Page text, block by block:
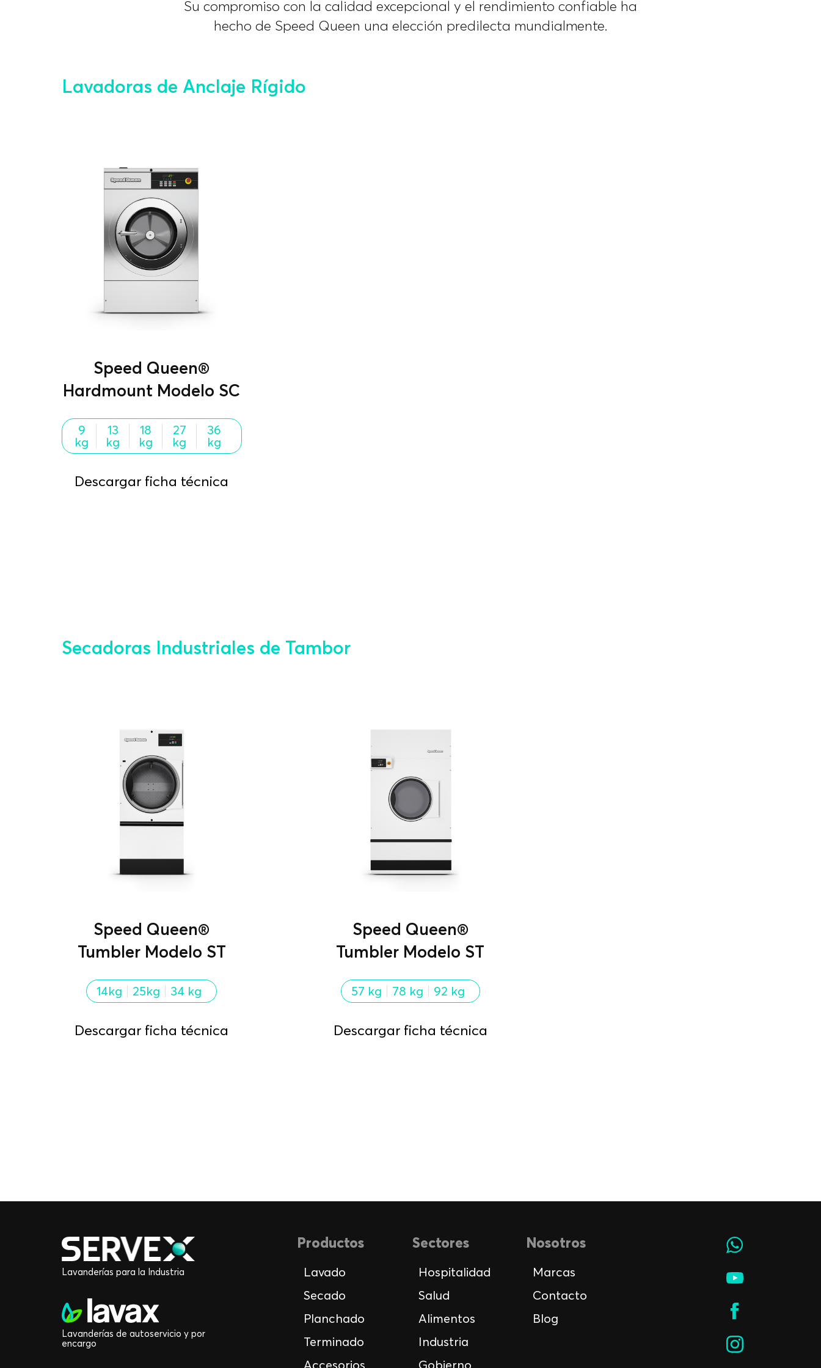
Su compromiso con la calidad excepcional y el rendimiento confiable ha
hecho de Speed Queen una elección predilecta mundialmente.
Lavadoras de Anclaje Rígido
Speed Queen®
Hardmount Modelo SC
9
kg
13
kg
18
kg
27
kg
36
kg
Descargar ficha técnica
Secadoras Industriales de Tambor
Speed Queen®
Tumbler Modelo ST
14kg 25kg 34 kg
Descargar ficha técnica
Speed Queen®
Tumbler Modelo ST
57 kg 78 kg 92 kg
Descargar ficha técnica
Lavanderías para la Industria
Lavanderías de autoservicio y por
encargo
Productos
Lavado
Secado
Planchado
Terminado
Accesorios
Sectores
Hospitalidad
Salud
Alimentos
Industria
Gobierno
Nosotros
Marcas
Contacto
Blog